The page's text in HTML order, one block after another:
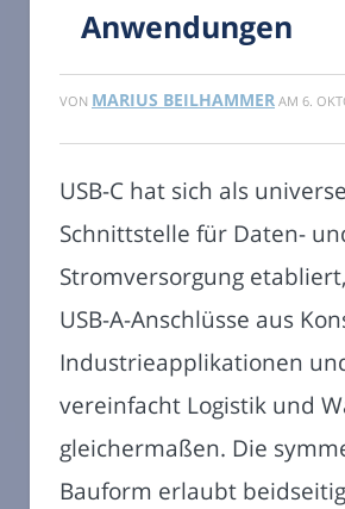
Anwendungen
VON MARIUS BEILHAMMER AM 6.
USB-C hat sich als
Schnittstelle für Daten-
Stromversorgung
USB-A-Anschlüsse aus
Industrieapplikationen
vereinfacht Logistik und
gleichermaßen. Die
Bauform erlaubt